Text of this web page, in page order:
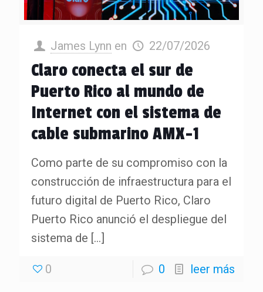
James Lynn en 22/07/2026
Claro conecta el sur de
Puerto Rico al mundo de
Internet con el sistema de
cable submarino AMX-1
Como parte de su compromiso con la
construcción de infraestructura para el
futuro digital de Puerto Rico, Claro
Puerto Rico anunció el despliegue del
sistema de […]
0 0 leer más